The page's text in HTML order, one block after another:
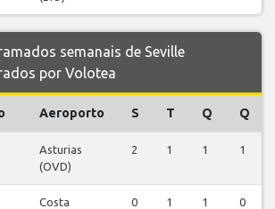
semanais de Seville
por Volotea
Aeroporto S T Q Q
Asturias
(OVD)
2 1 1 1
Costa
0 1 1 0